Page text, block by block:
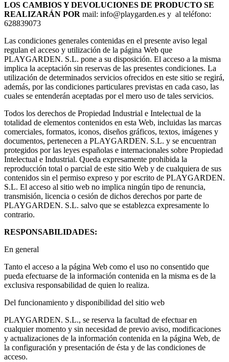
LOS CAMBIOS Y DEVOLUCIONES DE PRODUCTO SE
REALIZARÁN POR mail: info@playgarden.es y al teléfono:
628839073
Las condiciones generales contenidas en el presente aviso legal
regulan el acceso y utilización de la página Web que
PLAYGARDEN. S.L. pone a su disposición. El acceso a la misma
implica la aceptación sin reservas de las presentes condiciones. La
utilización de determinados servicios ofrecidos en este sitio se regirá,
además, por las condiciones particulares previstas en cada caso, las
cuales se entenderán aceptadas por el mero uso de tales servicios.
Todos los derechos de Propiedad Industrial e Intelectual de la
totalidad de elementos contenidos en esta Web, incluidas las marcas
comerciales, formatos, iconos, diseños gráficos, textos, imágenes y
documentos, pertenecen a PLAYGARDEN. S.L. y se encuentran
protegidos por las leyes españolas e internacionales sobre Propiedad
Intelectual e Industrial. Queda expresamente prohibida la
reproducción total o parcial de este sitio Web y de cualquiera de sus
contenidos sin el permiso expreso y por escrito de PLAYGARDEN.
S.L. El acceso al sitio web no implica ningún tipo de renuncia,
transmisión, licencia o cesión de dichos derechos por parte de
PLAYGARDEN. S.L. salvo que se establezca expresamente lo
contrario.
RESPONSABILIDADES:
En general
Tanto el acceso a la página Web como el uso no consentido que
pueda efectuarse de la información contenida en la misma es de la
exclusiva responsabilidad de quien lo realiza.
Del funcionamiento y disponibilidad del sitio web
PLAYGARDEN. S.L., se reserva la facultad de efectuar en
cualquier momento y sin necesidad de previo aviso, modificaciones
y actualizaciones de la información contenida en la página Web, de
la configuración y presentación de ésta y de las condiciones de
acceso.